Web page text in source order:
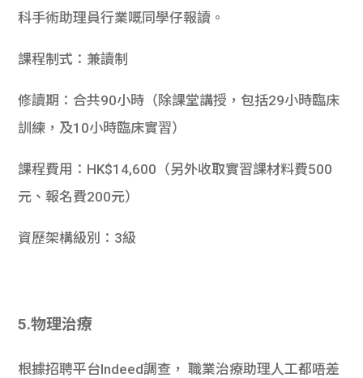
科手術助理員行業嘅同學仔報讀。
課程制式：兼讀制
修讀期：合共90小時（除課堂講授，包括29小時臨床
訓練，及10小時臨床實習）
課程費用：HK$14,600（另外收取實習課材料費500
元、報名費200元）
資歷架構級別：3級
5.物理治療
根據招聘平台Indeed調查， 職業治療助理人工都唔差